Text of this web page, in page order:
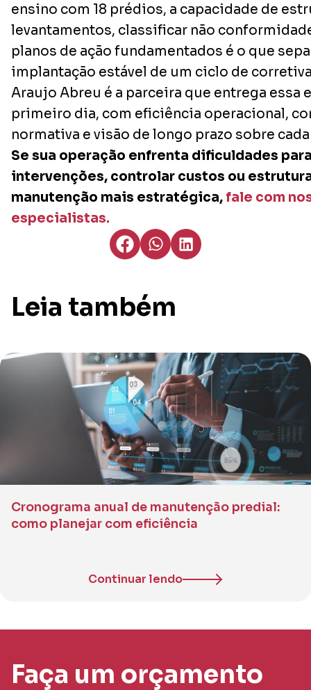
ensino com 18 prédios, a capacidade de
levantamentos, classificar não
planos de ação fundamentados é o que
implantação estável de um ciclo de
Araujo Abreu é a parceira que entrega essa
primeiro dia, com eficiência operacional,
normativa e visão de longo prazo sobre
Se sua operação enfrenta dificuldades
intervenções, controlar custos ou
manutenção mais estratégica,fale com
especialistas.
Leia também
Cronograma anual de manutenção predial:
como planejar com eficiência
Continuar lendo
Faça um orçamento